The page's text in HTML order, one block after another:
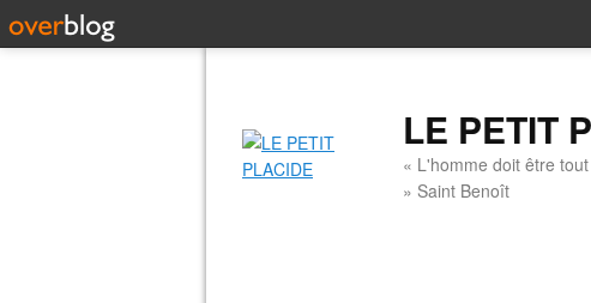
LE PETIT
« L'homme doit être
» Saint Benoît